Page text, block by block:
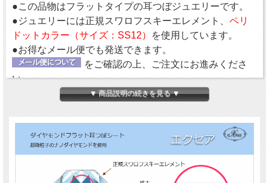
●この品物はフラットタイプの耳つぼジュエリーです。
●ジュエリーには正規スワロフスキーエレメント、 ペリ
ドットカラー（サイズ：SS12）
を使用しています。
●お得なメール便でも発送できます。
をご確認の上、ご注文にお進みくださ
い。
【ダイヤモンドの微弱電流】
エクセアは、肌に触れた瞬間から微弱電流を流し始め耳
つぼを優しく刺激するフラットタイプの耳つぼシートで
す。耳つぼに直接あたるパッド部分に、電位（電圧）を
持った特別なナノダイヤモンドを使用しています。
▼ 商品説明の続きを見る ▼